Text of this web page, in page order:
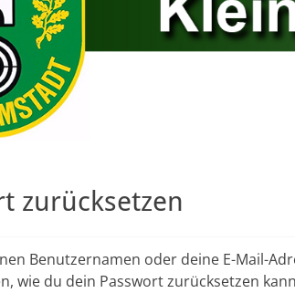
zurücksetzen
Benutzernamen oder deine E-Mail-
wie du dein Passwort zurücksetzen